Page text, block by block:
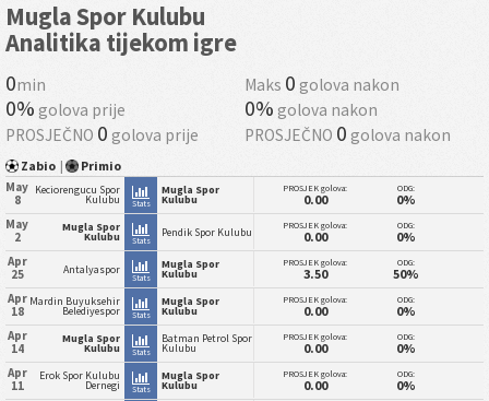
Mugla Spor Kulubu
Analitika tijekom igre
0min Maks 0 golova nakon
0% golova prije 0% golova nakon
PROSJEČNO 0 golova prije PROSJEČNO 0 golova nakon
Zabio | Primio
May
8
Keciorengucu Spor
Kulubu Stats
Mugla Spor
Kulubu
PROSJEK golova:
0.00
ODG:
0%
May
2
Mugla Spor
Kulubu Stats
Pendik Spor Kulubu PROSJEK golova:
0.00
ODG:
0%
Apr
25
Antalyaspor
Stats
Mugla Spor
Kulubu
PROSJEK golova:
3.50
ODG:
50%
Apr
18
Mardin Buyuksehir
Belediyespor Stats
Mugla Spor
Kulubu
PROSJEK golova:
0.00
ODG:
0%
Apr
14
Mugla Spor
Kulubu Stats
Batman Petrol Spor
Kulubu
PROSJEK golova:
0.00
ODG:
0%
Apr
11
Erok Spor Kulubu
Dernegi Stats
Mugla Spor
Kulubu
PROSJEK golova:
0.00
ODG:
0%